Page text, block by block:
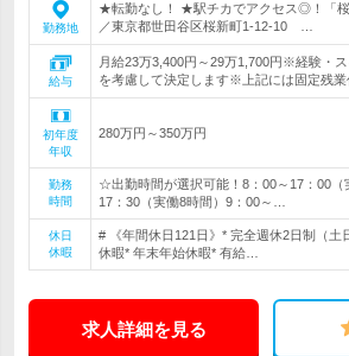
勤務地
★転勤なし！ ★駅チカでアクセス◎！「桜
／東京都世田谷区桜新町1-12-10 …
給与
月給23万3,400円～29万1,700円※経験・
を考慮して決定します※上記には固定残業
初年度
年収
280万円～350万円
勤務
時間
☆出勤時間が選択可能！8：00～17：00（
17：30（実働8時間）9：00～…
休日
休暇
# 《年間休日121日》* 完全週休2日制（土
休暇* 年末年始休暇* 有給…
求人詳細を見る